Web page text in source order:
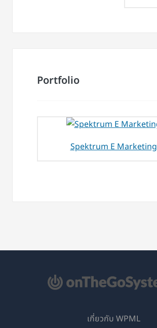
Portfolio
Spektrum E Marketing
เกี่ยวกับ WPML